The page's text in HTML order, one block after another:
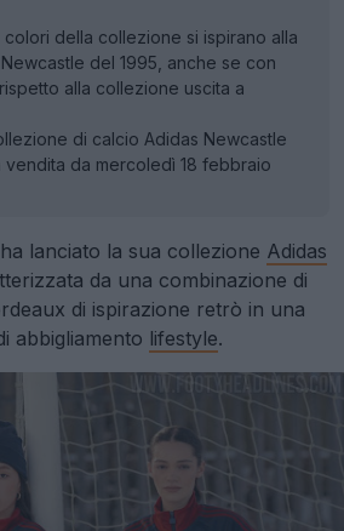
colori della collezione si ispirano alla
del 1995, anche se con
alla collezione uscita a
di calcio Adidas Newcastle
vendita da mercoledì 18 febbraio
ha lanciato la sua collezione Adidas
da una combinazione di
di ispirazione retrò in una
abbigliamento lifestyle.